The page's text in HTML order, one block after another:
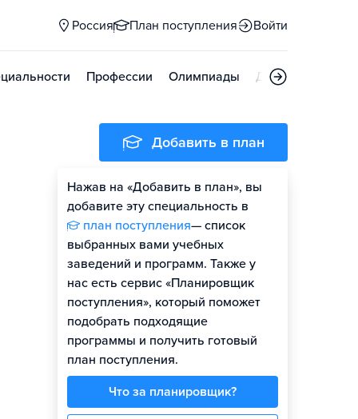
Россия План поступления Войти
Профессии Олимпиады Дни открытых
Добавить в план
Нажав на «Добавить в план», вы
добавите эту специальность в
план поступления— список
выбранных вами учебных
заведений и программ. Также у
нас есть сервис «Планировщик
поступления», который поможет
подобрать подходящие
программы и получить готовый
план поступления.
Что за планировщик?